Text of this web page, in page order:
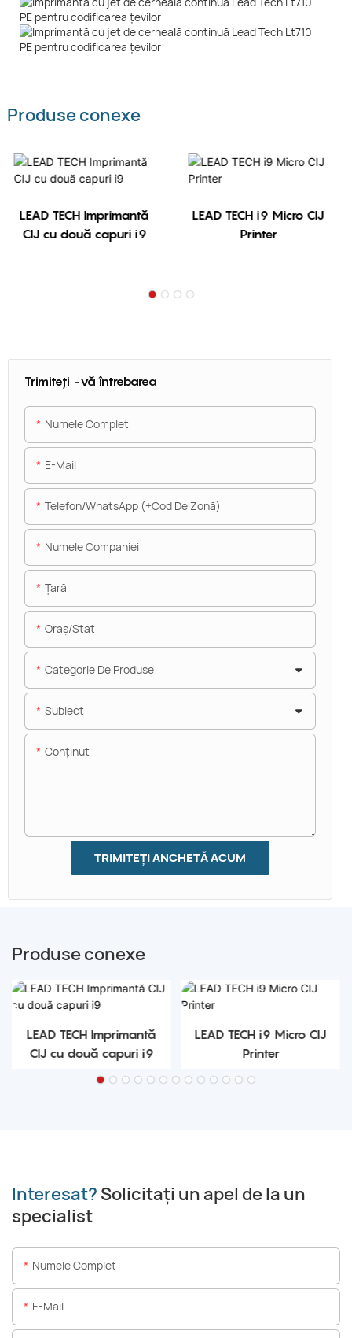
Produse conexe
LEAD TECH Imprimantă
CIJ cu două capuri i9
LEAD TECH i9 Micro CIJ
Printer
Trimiteți -vă întrebarea
Numele Complet
E-Mail
Telefon/WhatsApp (+Cod De Zonă)
Numele Companiei
Ţară
Oraș/stat
Categorie De Produse
Subiect
Conţinut
TRIMITEȚI ANCHETĂ ACUM
Produse conexe
LEAD TECH Imprimantă
CIJ cu două capuri i9
LEAD TECH i9 Micro CIJ
Printer
Interesat? Solicitați un apel de la un
specialist
Numele Complet
E-Mail